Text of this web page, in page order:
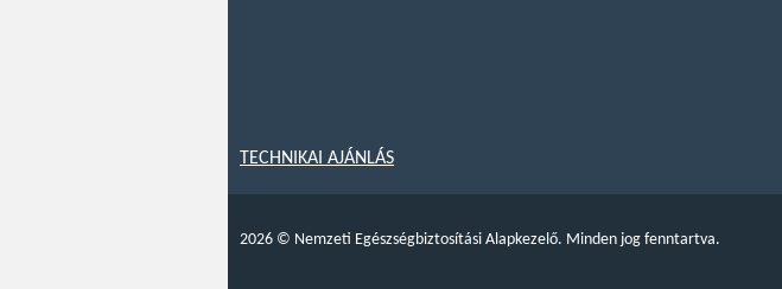
TECHNIKAI AJÁNLÁS
2026 © Nemzeti Egészségbiztosítási Alapkezelő. Minden jog fenntartva.